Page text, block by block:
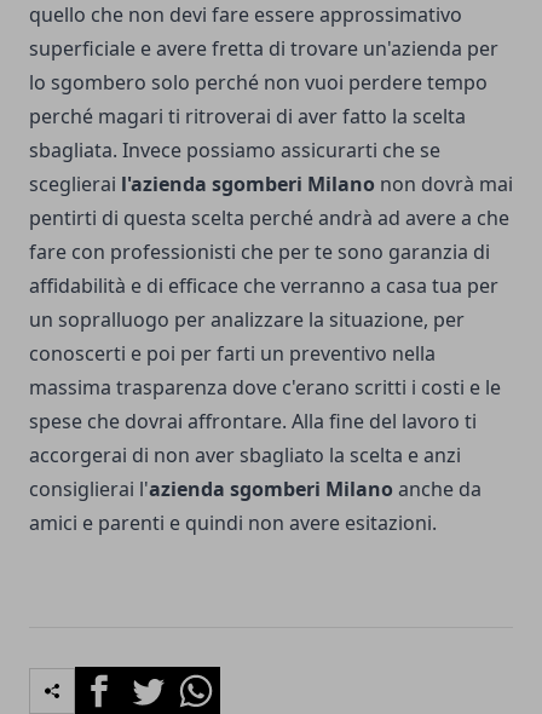
quello che non devi fare essere approssimativo
superficiale e avere fretta di trovare un'azienda per
lo sgombero solo perché non vuoi perdere tempo
perché magari ti ritroverai di aver fatto la scelta
sbagliata. Invece possiamo assicurarti che se
sceglierai l'azienda sgomberi Milano non dovrà mai
pentirti di questa scelta perché andrà ad avere a che
fare con professionisti che per te sono garanzia di
affidabilità e di efficace che verranno a casa tua per
un sopralluogo per analizzare la situazione, per
conoscerti e poi per farti un preventivo nella
massima trasparenza dove c'erano scritti i costi e le
spese che dovrai affrontare. Alla fine del lavoro ti
accorgerai di non aver sbagliato la scelta e anzi
consiglierai l'azienda sgomberi Milano anche da
amici e parenti e quindi non avere esitazioni.
FacebookTwitterWhatsapp